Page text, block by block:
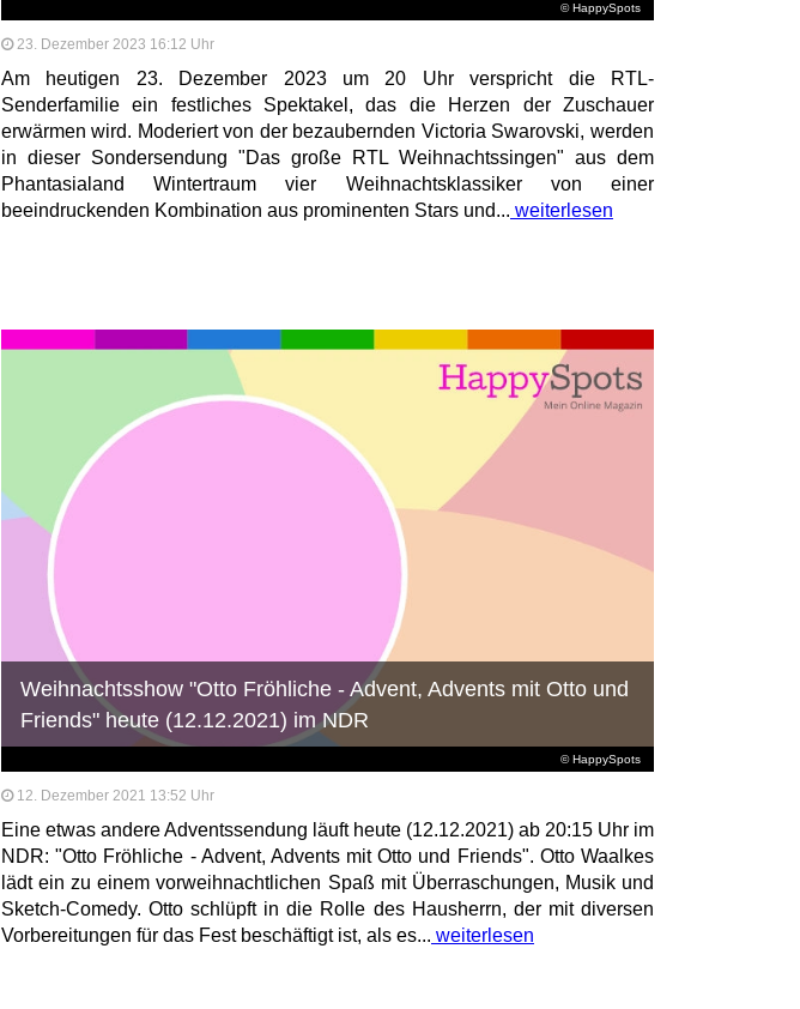
© HappySpots
23. Dezember 2023 16:12 Uhr
Am heutigen 23. Dezember 2023 um 20 Uhr verspricht die RTL-
Senderfamilie ein festliches Spektakel, das die Herzen der Zuschauer
erwärmen wird. Moderiert von der bezaubernden Victoria Swarovski, werden
in dieser Sondersendung "Das große RTL Weihnachtssingen" aus dem
Phantasialand Wintertraum vier Weihnachtsklassiker von einer
beeindruckenden Kombination aus prominenten Stars und... weiterlesen
© HappySpots
Weihnachtsshow "Otto Fröhliche - Advent, Advents mit Otto und
Friends" heute (12.12.2021) im NDR
12. Dezember 2021 13:52 Uhr
Eine etwas andere Adventssendung läuft heute (12.12.2021) ab 20:15 Uhr im
NDR: "Otto Fröhliche - Advent, Advents mit Otto und Friends". Otto Waalkes
lädt ein zu einem vorweihnachtlichen Spaß mit Überraschungen, Musik und
Sketch-Comedy. Otto schlüpft in die Rolle des Hausherrn, der mit diversen
Vorbereitungen für das Fest beschäftigt ist, als es... weiterlesen